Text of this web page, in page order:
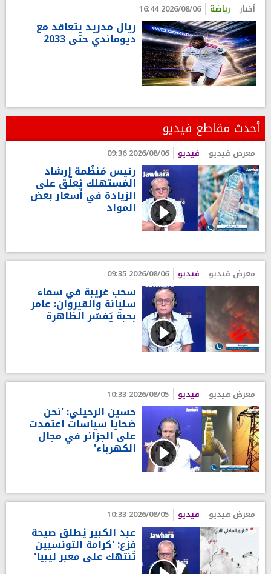
أخبار رياضة 2026/08/06 16:44
ريال مدريد يتعاقد مع
ديوماندي حتى 2033
أحدث مقاطع فيديو
معرض فيديو فيديو 2026/08/06 09:36
رئيس مُنظّمة إرشاد
المُستهلك يُعلّق على
الزيادة في أسعار بعض
المواد
معرض فيديو فيديو 2026/08/06 09:35
سحب غريبة في سماء
سليانة والقيروان: عامر
بحبة يُفسّر الظاهرة
معرض فيديو فيديو 2026/08/05 10:33
حسين الرحيلي: 'نحن
ضحايا سياسات اعتمدت
على الجزائر في مجال
الكهرباء'
معرض فيديو فيديو 2026/08/05 10:33
عبد الكبير يُطلق صيحة
فزع: 'كرامة التونسيين
تُنتهك على معبر ليبيا'